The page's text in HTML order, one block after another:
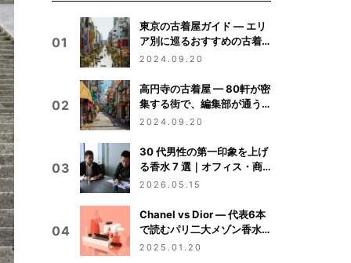
01
東京の古着屋ガイド — エリ
ア別に巡るおすすめの古着
屋まとめ
2024.09.20
02
高円寺の古着屋 — 80軒が密
集する街で、編集部が通う
10店
2024.09.20
03
30 代男性の第一印象を上げ
る香水 7 選｜オフィス・商
談・デートの 3 シーン別ガ
2026.05.15
04
Chanel vs Dior — 代表6本
で読むパリ二大メゾン香水
の輪郭比較
2025.01.20